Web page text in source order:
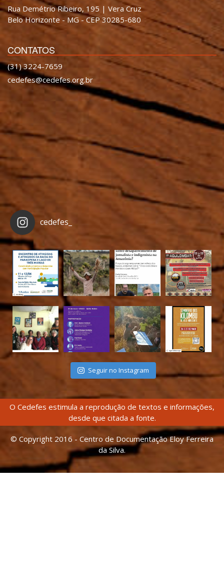
Rua Demétrio Ribeiro, 195 | Vera Cruz
Belo Horizonte - MG - CEP 30285-680
CONTATOS
(31) 3224-7659
cedefes@cedefes.org.br
cedefes_
Seguir no Instagram
O Cedefes estimula a reprodução de textos e informações,
desde que citada a fonte.
© Copyright 2016 - Centro de Documentação Eloy Ferreira
da Silva.